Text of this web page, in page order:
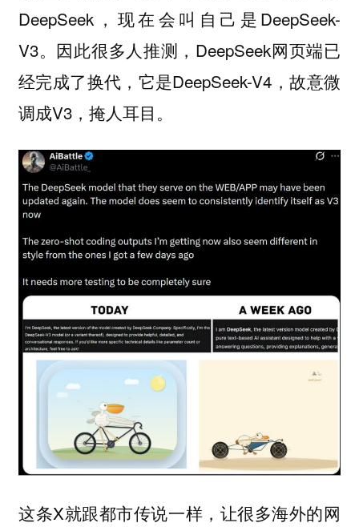
DeepSeek，现在会叫自己是DeepSeek-
V3。因此很多人推测，DeepSeek网页端已
经完成了换代，它是DeepSeek-V4，故意微
调成V3，掩人耳目。
这条X就跟都市传说一样，让很多海外的网